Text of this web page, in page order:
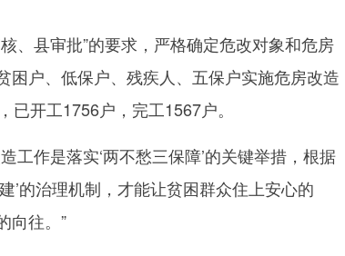
县审批”的要求，严格确定危改对象和危房
困户、低保户、残疾人、五保户实施危房改造
开工1756户，完工1567户。
作是落实‘两不愁三保障’的关键举措，根据
’的治理机制，才能让贫困群众住上安心的
向往。”